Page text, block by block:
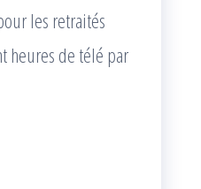
les retraités
heures de télé par